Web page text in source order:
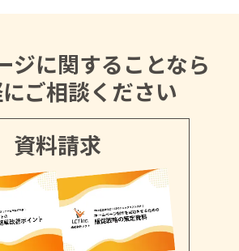
ジに関することなら
ご相談ください
資料請求